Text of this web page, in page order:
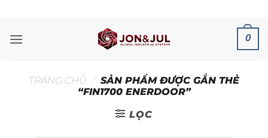
nội
0
TRANG CHỦ / SẢN PHẨM ĐƯỢC GẮN THẺ
“FIN1700 ENERDOOR”
LỌC